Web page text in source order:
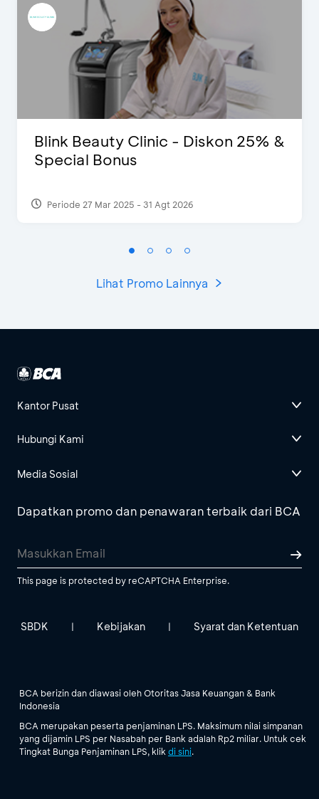
Blink Beauty Clinic - Diskon 25% &
Special Bonus
Periode 27 Mar 2025 - 31 Agt 2026
Lihat Promo Lainnya
Kantor Pusat
Hubungi Kami
Media Sosial
Dapatkan promo dan penawaran terbaik dari BCA
This page is protected by reCAPTCHA Enterprise.
SBDK | Kebijakan | Syarat dan Ketentuan
BCA berizin dan diawasi oleh Otoritas Jasa Keuangan & Bank
Indonesia
BCA merupakan peserta penjaminan LPS. Maksimum nilai simpanan
yang dijamin LPS per Nasabah per Bank adalah Rp2 miliar. Untuk cek
Tingkat Bunga Penjaminan LPS, klik di sini.